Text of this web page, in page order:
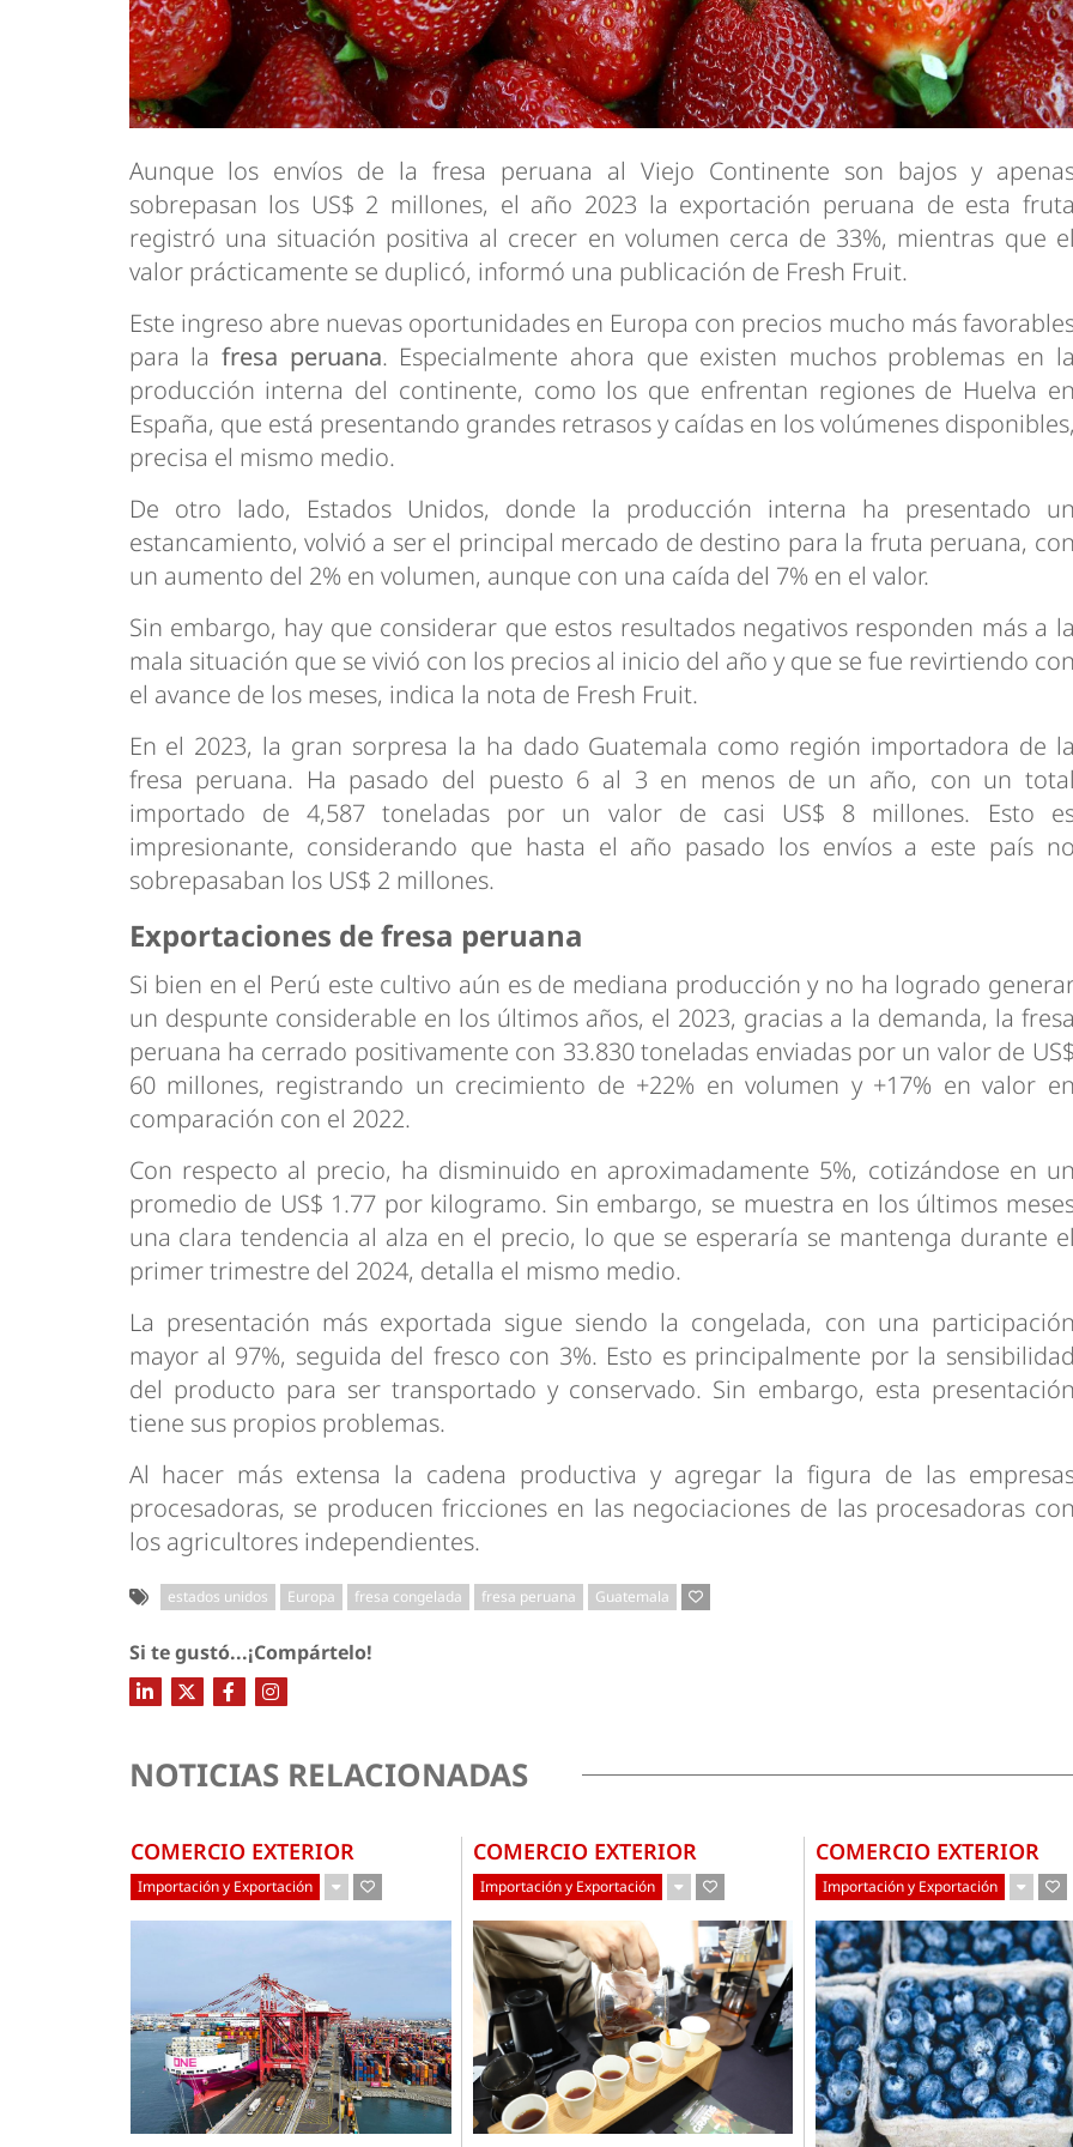
Aunque los envíos de la fresa peruana al Viejo Continente son bajos y
sobrepasan los US$ 2 millones, el año 2023 la exportación peruana de esta fruta
registró una situación positiva al crecer en volumen cerca de 33%, mientras que el
valor prácticamente se duplicó, informó una publicación de Fresh Fruit.
Este ingreso abre nuevas oportunidades en Europa con precios mucho más
para la fresa peruana. Especialmente ahora que existen muchos problemas en la
producción interna del continente, como los que enfrentan regiones de Huelva en
España, que está presentando grandes retrasos y caídas en los volúmenes disponibles,
precisa el mismo medio.
De otro lado, Estados Unidos, donde la producción interna ha presentado un
estancamiento, volvió a ser el principal mercado de destino para la fruta peruana, con
un aumento del 2% en volumen, aunque con una caída del 7% en el valor.
Sin embargo, hay que considerar que estos resultados negativos responden más a la
mala situación que se vivió con los precios al inicio del año y que se fue revirtiendo con
el avance de los meses, indica la nota de Fresh Fruit.
En el 2023, la gran sorpresa la ha dado Guatemala como región importadora de la
fresa peruana. Ha pasado del puesto 6 al 3 en menos de un año, con un total
importado de 4,587 toneladas por un valor de casi US$ 8 millones. Esto
impresionante, considerando que hasta el año pasado los envíos a este país no
sobrepasaban los US$ 2 millones.
Exportaciones de fresa peruana
Si bien en el Perú este cultivo aún es de mediana producción y no ha logrado
un despunte considerable en los últimos años, el 2023, gracias a la demanda, la fresa
peruana ha cerrado positivamente con 33.830 toneladas enviadas por un valor de US$
60 millones, registrando un crecimiento de +22% en volumen y +17% en valor en
comparación con el 2022.
Con respecto al precio, ha disminuido en aproximadamente 5%, cotizándose en un
promedio de US$ 1.77 por kilogramo. Sin embargo, se muestra en los últimos
una clara tendencia al alza en el precio, lo que se esperaría se mantenga durante el
primer trimestre del 2024, detalla el mismo medio.
La presentación más exportada sigue siendo la congelada, con una participación
mayor al 97%, seguida del fresco con 3%. Esto es principalmente por la sensibilidad
del producto para ser transportado y conservado. Sin embargo, esta presentación
tiene sus propios problemas.
Al hacer más extensa la cadena productiva y agregar la figura de las
procesadoras, se producen fricciones en las negociaciones de las procesadoras con
los agricultores independientes.
estados unidos Europa fresa congelada fresa peruana Guatemala
Si te gustó...¡Compártelo!
NOTICIAS RELACIONADAS
COMERCIO EXTERIOR
Importación y Exportación
COMERCIO EXTERIOR
Importación y Exportación
COMERCIO EXTERIOR
Importación y Exportación